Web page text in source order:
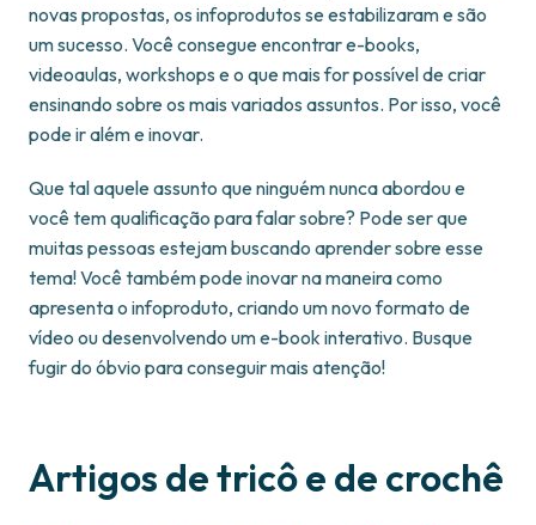
novas propostas, os infoprodutos se estabilizaram e são
um sucesso. Você consegue encontrar e-books,
videoaulas, workshops e o que mais for possível de criar
ensinando sobre os mais variados assuntos. Por isso, você
pode ir além e inovar.
Que tal aquele assunto que ninguém nunca abordou e
você tem qualificação para falar sobre? Pode ser que
muitas pessoas estejam buscando aprender sobre esse
tema! Você também pode inovar na maneira como
apresenta o infoproduto, criando um novo formato de
vídeo ou desenvolvendo um e-book interativo. Busque
fugir do óbvio para conseguir mais atenção!
Artigos de tricô e de crochê